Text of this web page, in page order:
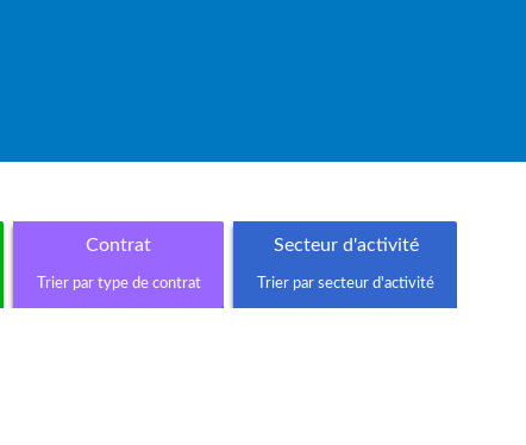
Contrat
Trier par type de contrat
Secteur d'activité
Trier par secteur d'activité